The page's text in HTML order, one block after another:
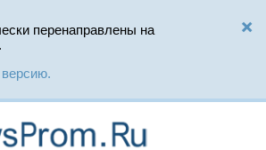
перенаправлены на